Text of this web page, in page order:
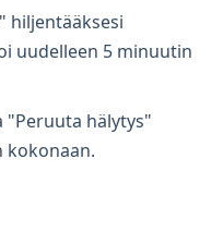
hiljentääksesi
uudelleen 5 minuutin
"Peruuta hälytys"
kokonaan.